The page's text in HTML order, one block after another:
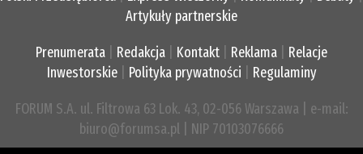
Artykuły partnerskie
Prenumerata Redakcja Kontakt Reklama
Relacje
Inwestorskie| Polityka prywatności Regulaminy
FORUM S.A. ul. Filtrowa 63 Lok. 43, 02-056 Warszawa | e-mail:
biuro@forumsa.pl | NIP 70103076666